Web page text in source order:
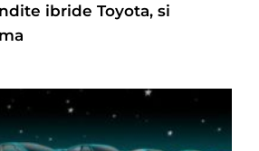
ibride Toyota, si